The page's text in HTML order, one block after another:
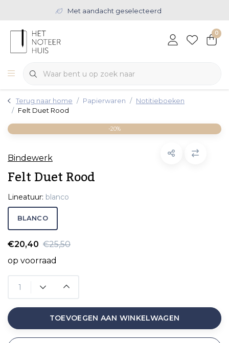
Met aandacht geselecteerd
0
Terug naar home Papierwaren
Notitieboeken
Felt Duet Rood
-20%
Bindewerk
Felt Duet Rood
Lineatuur: blanco
BLANCO
€20,40 €25,50
op voorraad
TOEVOEGEN AAN WINKELWAGEN